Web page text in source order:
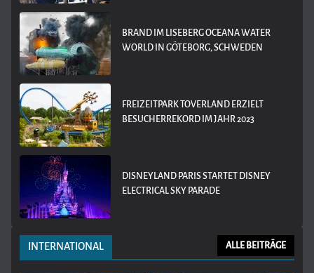
BRAND IM LISEBERG OCEANA WATER
WORLD IN GÖTEBORG, SCHWEDEN
FREIZEITPARK TOVERLAND ERZIELT
BESUCHERREKORD IM JAHR 2023
DISNEYLAND PARIS STARTET DISNEY
ELECTRICAL SKY PARADE
INTERNATIONAL ALLE BEITRÄGE